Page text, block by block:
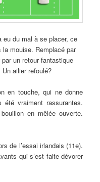
eu du mal à se placer, ce
mouise. Remplacé par
un retour fantastique
ailier refoulé?
en touche, qui ne donne
vraiment rassurantes.
en mêlée ouverte.
de l’essai irlandais (11e).
qui s’est faite dévorer